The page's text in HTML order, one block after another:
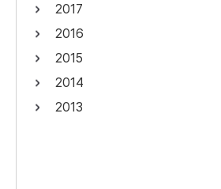
2017
2016
2015
2014
2013